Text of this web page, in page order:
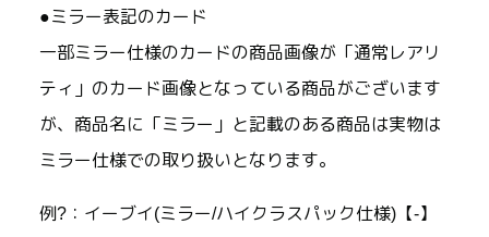
●ミラー表記のカード
一部ミラー仕様のカードの商品画像が「通常レアリ
ティ」のカード画像となっている商品がございます
が、商品名に「ミラー」と記載のある商品は実物は
ミラー仕様での取り扱いとなります。
例?：イーブイ(ミラー/ハイクラスパック仕様)【-】